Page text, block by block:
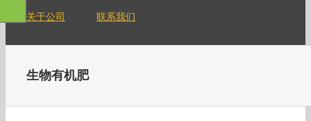
关于公司 联系我们
生物有机肥